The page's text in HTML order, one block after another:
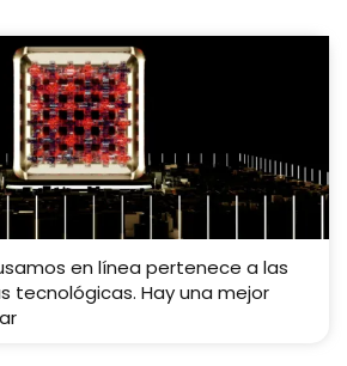
en línea pertenece a las
tecnológicas. Hay una mejor